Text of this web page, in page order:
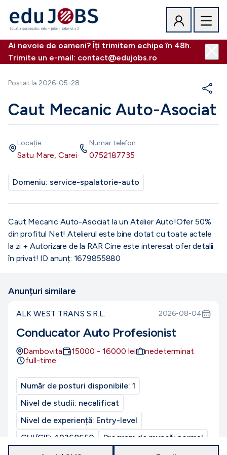
Ai nevoie de oameni? Îți trimitem echipe în 48h.
Trimite un e-mail: contact@edujobs.ro
Postat la 2026-05-28
Caut Mecanic Auto-Asociat
Locație
Satu Mare, Carei
Numar telefon
0752187735
Domeniu: service-spalatorie-auto
Caut Mecanic Auto-Asociat la un Atelier Auto!Ofer 50%
din profitul Net! Atelierul este bine dotat cu toate actele
la zi + Autorizare de la RAR Cine este interesat ofer detalii
în privat! ID anunț: 1679855880
Anunțuri similare
ALK WEST TRANS S.R.L. 2026-08-04
Conducator Auto Profesionist
Dambovita 15000 - 16000 lei
nedeterminat
full-time
Număr de posturi disponibile: 1
Nivel de studii: necalificat
Nivel de experiență: Entry-level
CUI/CIF: 49368650 Program de muncă: normal